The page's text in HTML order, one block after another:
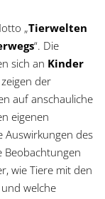
„Tierwelten
“. Die
sich an Kinder
zeigen der
auf anschauliche
eigenen
Auswirkungen des
Beobachtungen
wie Tiere mit den
welche